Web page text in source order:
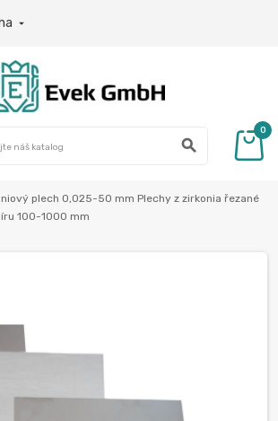

search
0
plech 0,025-50 mm Plechy z zirkonia řezané
100-1000 mm